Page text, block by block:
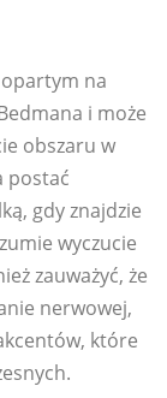
na
i może
obszaru w
postać
gdy znajdzie
wyczucie
zauważyć, że
nerwowej,
które